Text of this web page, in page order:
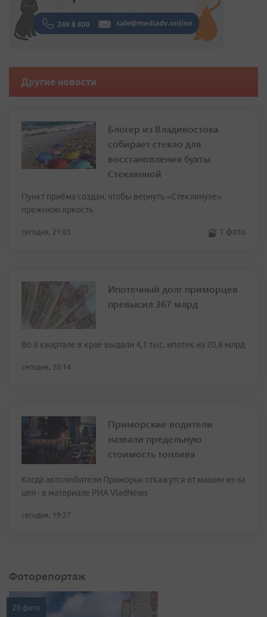
Другие новости
Блогер из Владивостока
собирает стекло для
восстановления бухты
Стеклянной
Пункт приёма создан, чтобы вернуть «Стеклянухе»
прежнюю яркость
сегодня, 21:03 1 фото
Ипотечный долг приморцев
превысил 367 млрд
Во II квартале в крае выдали 4,1 тыс. ипотек на 20,8 млрд
сегодня, 20:14
Приморские водители
назвали предельную
стоимость топлива
Когда автолюбители Приморья откажутся от машин из-за
цен - в материале РИА VladNews
сегодня, 19:27
Фоторепортаж
20 фото